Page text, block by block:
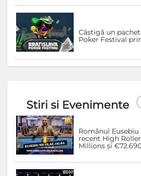
Câștigă un
Poker Festival
Stiri si Evenimente
Românul Eusebiu
recent High
Millions și